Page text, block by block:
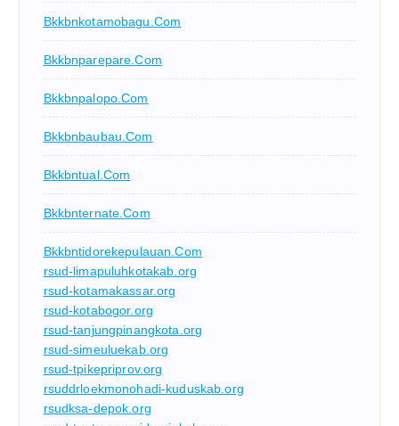
Bkkbnkotamobagu.com
Bkkbnparepare.com
Bkkbnpalopo.com
Bkkbnbaubau.com
Bkkbntual.com
Bkkbnternate.com
Bkkbntidorekepulauan.com
rsud-limapuluhkotakab.org
rsud-kotamakassar.org
rsud-kotabogor.org
rsud-tanjungpinangkota.org
rsud-simeuluekab.org
rsud-tpikepriprov.org
rsuddrloekmonohadi-kuduskab.org
rsudksa-depok.org